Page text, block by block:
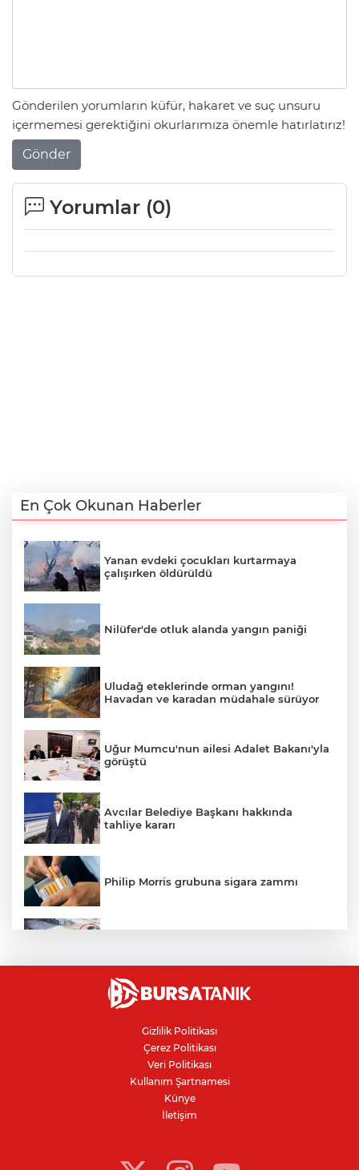
Gönderilen yorumların küfür, hakaret ve suç unsuru
içermemesi gerektiğini okurlarımıza önemle hatırlatırız!
Gönder
Yorumlar (0)
En Çok Okunan Haberler
Yanan evdeki çocukları kurtarmaya
çalışırken öldürüldü
Nilüfer'de otluk alanda yangın paniği
Uludağ eteklerinde orman yangını!
Havadan ve karadan müdahale sürüyor
Uğur Mumcu'nun ailesi Adalet Bakanı'yla
görüştü
Avcılar Belediye Başkanı hakkında
tahliye kararı
Philip Morris grubuna sigara zammı
Nilüfer'de kaldırım işgallerine zabıta
denetimi
Bursa'da 100 dönümde hayvansal
gübreyle nektarin ve armut üretiyor
Resmi Gazete’de yayımlandı: Kritik yeşil
Gizlilik Politikası
Çerez Politikası
Veri Politikası
Kullanım Şartnamesi
Künye
İletişim